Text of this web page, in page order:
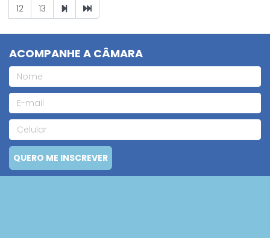
12
13
ACOMPANHE A CÂMARA
QUERO ME INSCREVER